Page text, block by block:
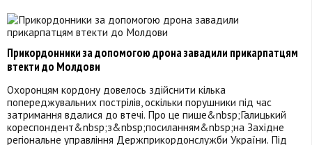
Прикордонники за допомогою дрона завадили прикарпатцям
втекти до Молдови
Охоронцям кордону довелось здійснити кілька
попереджувальних пострілів, оскільки порушники під час
затримання вдалися до втечі. Про це пише&nbsp;Галицький
кореспондент&nbsp;з&nbsp;посиланням&nbsp;на Західне
регіональне управління Держприкордонслужби України. Під